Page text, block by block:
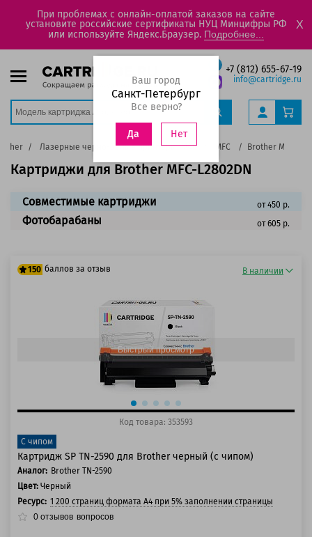
При проблемах с онлайн-оплатой заказов на сайте
установите российские сертификаты НУЦ Минцифры РФ
или используйте Яндекс.Браузер. Подробнее...
X
+7 (812) 655-67-19
info@cartridge.ru
Ваш город
Санкт-Петербург
Все верно?
Да Нет
Лазерные черно-белые принтеры, МФУ MFC Brother MFC-
Картриджи для Brother MFC-L2802DN
Совместимые картриджи от 450 р.
Фотобарабаны от 605 р.
150 баллов за отзыв В наличии
Быстрый просмотр
Код товара: 353593
С чипом
Картридж SP TN-2590 для Brother черный (с чипом)
Аналог: Brother TN-2590
Цвет: Черный
Ресурс: 1 200 страниц формата А4 при 5% заполнении страницы
0 отзывов вопросов